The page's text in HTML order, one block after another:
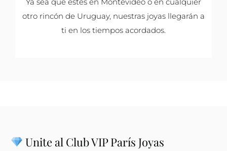
otro rincón de Uruguay, nuestras joyas llegarán a
ti en los tiempos acordados.
Unite al Club VIP París Joyas